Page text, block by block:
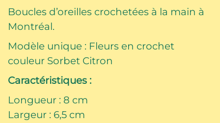
Sorbet
citron
Boucles d’oreilles crochetées à la main à
Montréal.
Modèle unique : Fleurs en crochet
couleur Sorbet Citron
Caractéristiques :
Longueur : 8 cm
Largeur : 6,5 cm